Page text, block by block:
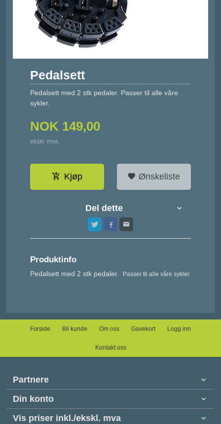
Pedalsett
Pedalsett med 2 stk pedaler. Passer til alle våre
sykler.
NOK 149,00
ekskl. mva.
Kjøp Ønskeliste
Del dette
Produktinfo
Pedalsett med 2 stk pedaler. Passer til alle våre sykler.
Forside Bli kunde Om oss Gavekort Logg inn
Kontakt oss
Partnere
Din konto
Vis priser inkl./ekskl. mva